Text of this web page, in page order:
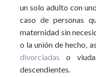
un solo adulto con
caso de personas
maternidad sin
o la unión de hecho,
divorciadas o
descendientes.